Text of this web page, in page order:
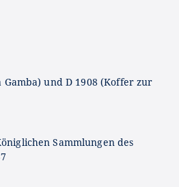
Gamba) und D 1908 (Koffer zur
Sammlungen des